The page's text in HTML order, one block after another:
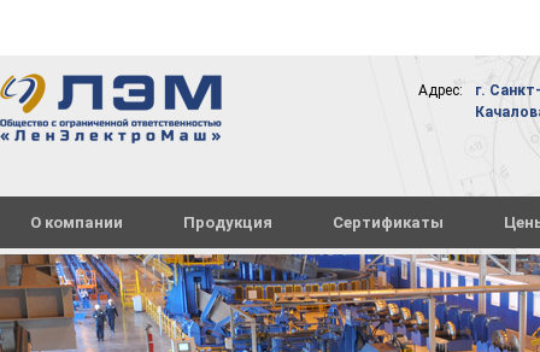
Адрес:
г.
О компании Продукция Сертификаты